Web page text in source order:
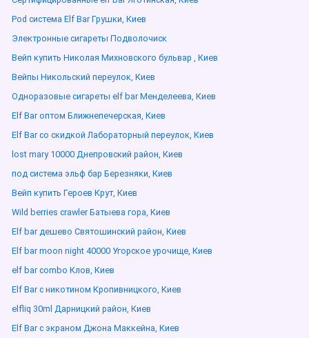
Pod система Elf Bar Грушки, Киев
Электронные сигареты Подволочиск
Вейп купить Николая Михновского бульвар , Киев
Вейпы Никольский переулок, Киев
Одноразовые сигареты elf bar Менделеева, Киев
Elf Bar оптом Ближнепечерская, Киев
Elf Bar со скидкой Лабораторный переулок, Киев
lost mary 10000 Днепровский район, Киев
под система эльф бар Березняки, Киев
Вейп купить Героев Крут, Киев
Wild berries crawler Батыева гора, Киев
Elf bar дешево Святошинский район, Киев
Elf bar moon night 40000 Угорское урочище, Киев
elf bar combo Клов, Киев
Elf Bar с никотином Кропивницкого, Киев
elfliq 30ml Дарницкий район, Киев
Elf Bar с экраном Джона Маккейна, Киев